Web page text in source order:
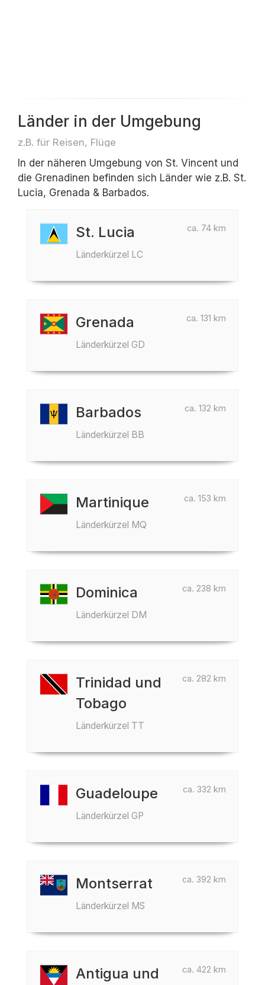
Länder in der Umgebung
z.B. für Reisen, Flüge
In der näheren Umgebung von St. Vincent und
die Grenadinen befinden sich Länder wie z.B. St.
Lucia, Grenada & Barbados.
ca. 74 km
St. Lucia
Länderkürzel LC
ca. 131 km
Grenada
Länderkürzel GD
ca. 132 km
Barbados
Länderkürzel BB
ca. 153 km
Martinique
Länderkürzel MQ
ca. 238 km
Dominica
Länderkürzel DM
ca. 282 km
Trinidad und
Tobago
Länderkürzel TT
ca. 332 km
Guadeloupe
Länderkürzel GP
ca. 392 km
Montserrat
Länderkürzel MS
ca. 422 km
Antigua und